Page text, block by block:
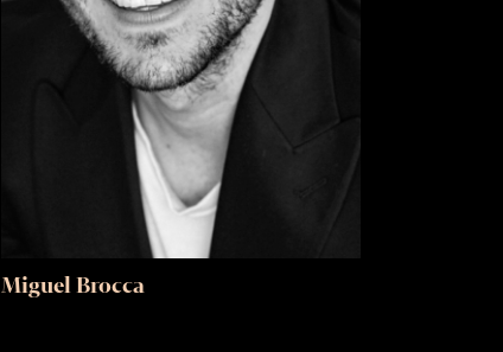
Miguel Brocca